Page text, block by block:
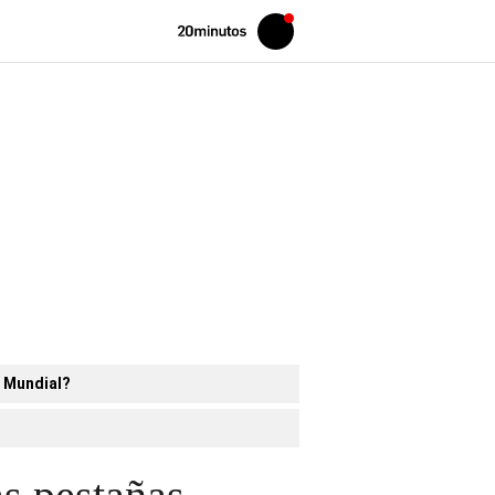
Volver
Iniciar
sesión